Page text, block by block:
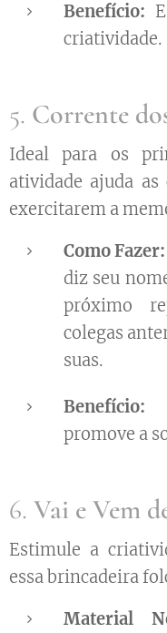
Benefício:
criatividade.
5. Corrente
Ideal para os
atividade ajuda as
exercitarem a
Como Fazer:
diz seu
próximo
colegas
suas.
Benefício:
promove a
6. Vai e Vem
Estimule a
essa brincadeira
Material